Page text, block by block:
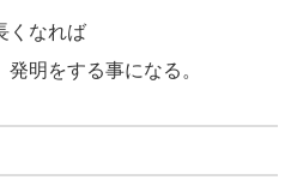
くなれば
明をする事になる。